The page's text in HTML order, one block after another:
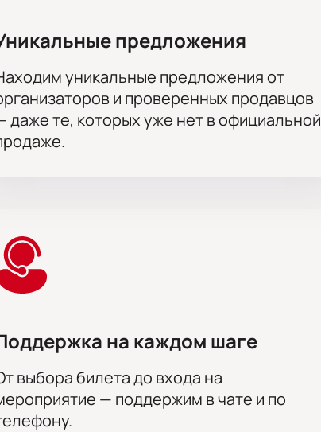
предложения
уникальные предложения от
и проверенных продавцов
даже те, которых уже нет в официальной
на каждом шаге
выбора билета до входа на
— поддержим в чате и по